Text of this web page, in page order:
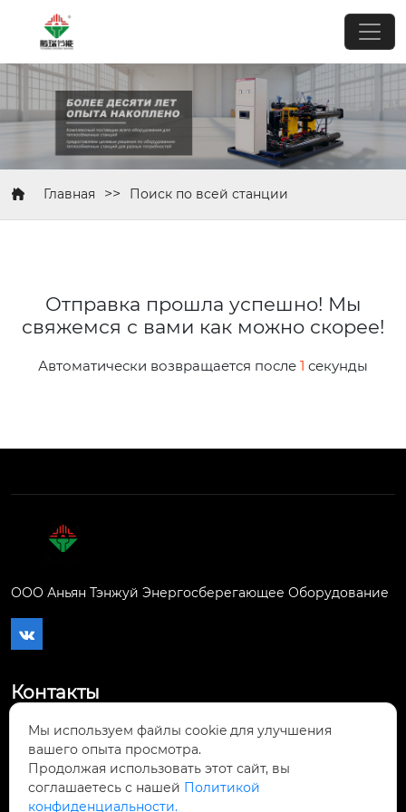
Главная >> Поиск по всей станции
Отправка прошла успешно! Мы
свяжемся с вами как можно скорее!
Автоматически возвращается после 1 секунды
ООО Аньян Тэнжуй Энергосберегающее Оборудование

Контакты

Город Аньян, район Иньду, средний участок
проспекта Аньган, внешняя сторона
восточной стены перерабатывающего
завода предприятия-партнёра Аньган
Мы используем файлы cookie для улучшения
вашего опыта просмотра.
Продолжая использовать этот сайт, вы
соглашаетесь с нашей Политикой
конфиденциальности.